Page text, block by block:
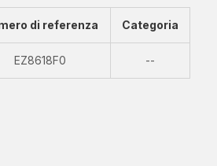
di referenza Categoria
EZ8618F0 --
disponibile